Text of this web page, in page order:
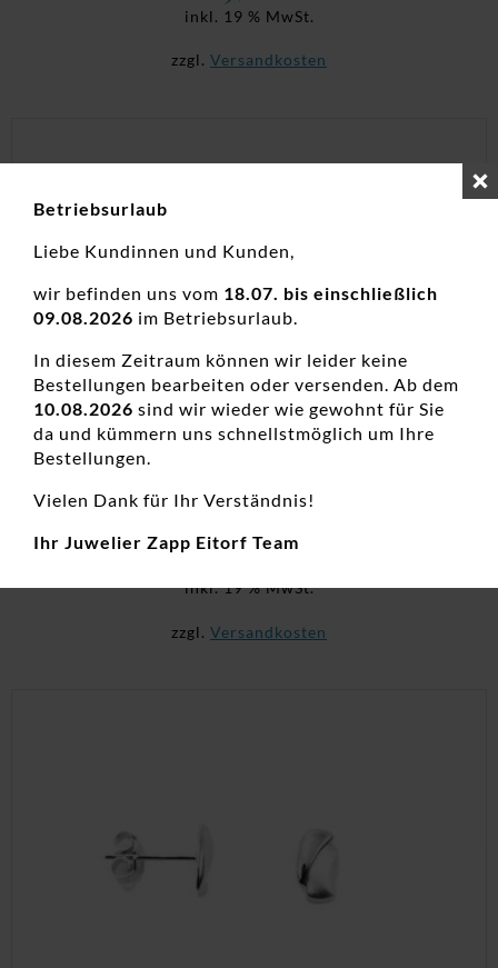
inkl. 19 % MwSt.
zzgl. Versandkosten
Creolen, Damenohrschmuck, Neuheiten, Silber
63,00€
inkl. 19 % MwSt.
zzgl. Versandkosten
Betriebsurlaub
Liebe Kundinnen und Kunden,
wir befinden uns vom 18.07. bis einschließlich
09.08.2026 im Betriebsurlaub.
In diesem Zeitraum können wir leider keine
Bestellungen bearbeiten oder versenden. Ab dem
10.08.2026 sind wir wieder wie gewohnt für Sie
da und kümmern uns schnellstmöglich um Ihre
Bestellungen.
Vielen Dank für Ihr Verständnis!
Ihr Juwelier Zapp Eitorf Team